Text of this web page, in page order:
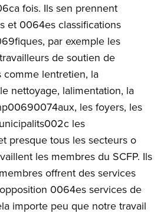
fois. Ils sen prennent
et 0064es classifications
par exemple les
de soutien de
comme lentretien, la
nettoyage, lalimentation, la
les foyers, les
les
presque tous les secteurs o
les membres du SCFP. Ils
offrent des services
0064es services de
importe peu que notre travail